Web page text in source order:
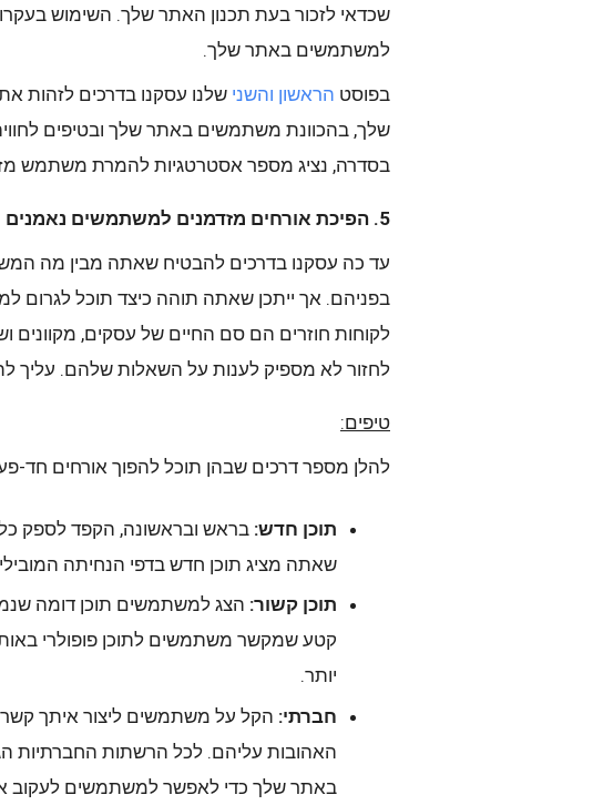
שכדאי לזכור בעת תכנון האתר שלך. השימוש
למשתמשים באתר שלך.
בפוסט הראשון והשני שלנו עסקנו בדרכים
שלך, בהכוונת משתמשים באתר שלך ובטיפים
בסדרה, נציג מספר אסטרטגיות להמרת משתמש
5. הפיכת אורחים מזדמנים למשתמשים נאמנים
עד כה עסקנו בדרכים להבטיח שאתה מבין מה
בפניהם. אך ייתכן שאתה תוהה כיצד תוכל לגרום
לקוחות חוזרים הם סם החיים של עסקים, מקוונים
לחזור לא מספיק לענות על השאלות שלהם. עליך
טיפים:
להלן מספר דרכים שבהן תוכל להפוך אורחים חד-
תוכן חדש: בראש ובראשונה, הקפד לספק כל
שאתה מציג תוכן חדש בדפי הנחיתה
תוכן קשור: הצג למשתמשים תוכן דומה
קטע שמקשר משתמשים לתוכן פופולרי
יותר.
חברתי: הקל על משתמשים ליצור איתך
באתר שלך כדי לאפשר למשתמשים לעקוב